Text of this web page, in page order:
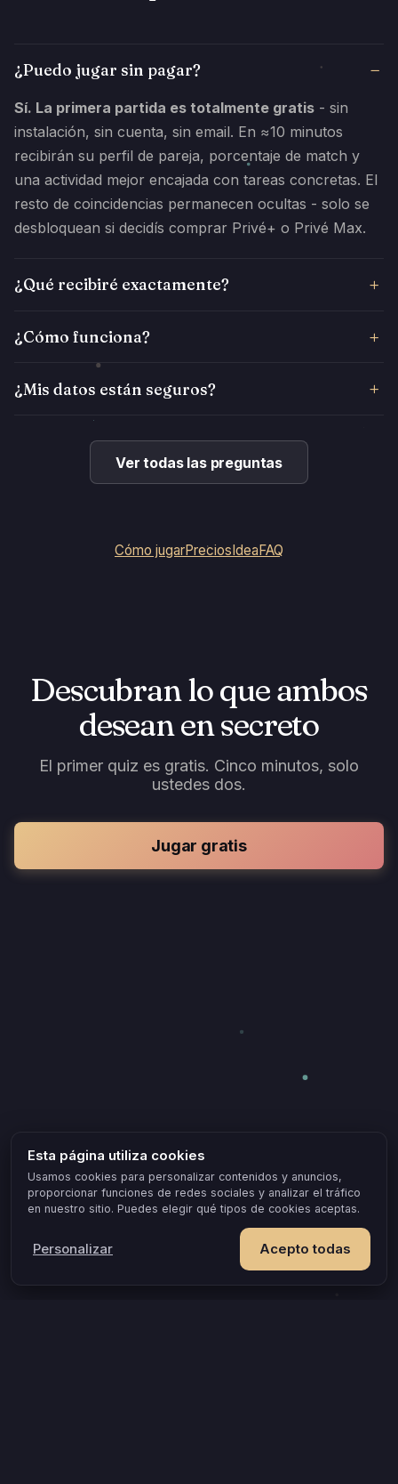
¿Puedo jugar sin pagar?
Sí. La primera partida es totalmente gratis - sin
instalación, sin cuenta, sin email. En ≈10 minutos
recibirán su perfil de pareja, porcentaje de match y
una actividad mejor encajada con tareas concretas. El
resto de coincidencias permanecen ocultas - solo se
desbloquean si decidís comprar Privé+ o Privé Max.
¿Qué recibiré exactamente?
¿Cómo funciona?
¿Mis datos están seguros?
Ver todas las preguntas
Cómo jugarPrecios Idea FAQ
Descubran lo que ambos
desean en secreto
El primer quiz es gratis. Cinco minutos, solo
ustedes dos.
Jugar gratis
Esta página utiliza cookies
Usamos cookies para personalizar contenidos y anuncios,
proporcionar funciones de redes sociales y analizar el tráfico
en nuestro sitio. Puedes elegir qué tipos de cookies aceptas.
Acepto todas
Personalizar